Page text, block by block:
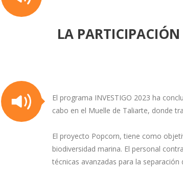
LA
El programa INVESTIGO 2023 ha
cabo en el Muelle de Taliarte, donde
El proyecto Popcorn, tiene como
biodiversidad marina. El personal
técnicas avanzadas para la